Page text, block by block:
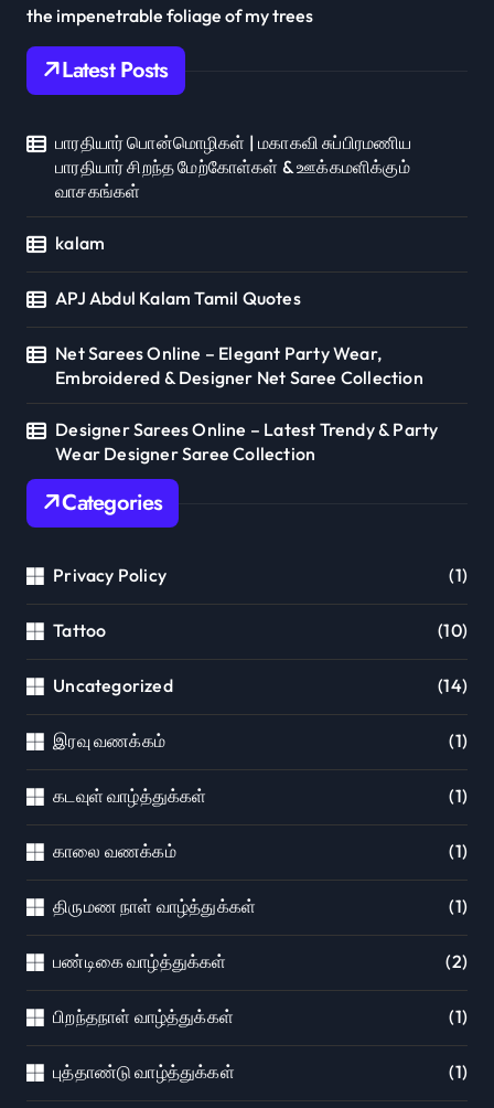
the impenetrable foliage of my trees
Latest Posts
பாரதியார் பொன்மொழிகள் | மகாகவி சுப்பிரமணிய
பாரதியார் சிறந்த மேற்கோள்கள் & ஊக்கமளிக்கும்
வாசகங்கள்
kalam
APJ Abdul Kalam Tamil Quotes
Net Sarees Online – Elegant Party Wear,
Embroidered & Designer Net Saree Collection
Designer Sarees Online – Latest Trendy & Party
Wear Designer Saree Collection
Categories
Privacy Policy (1)
Tattoo (10)
Uncategorized (14)
இரவு வணக்கம் (1)
கடவுள் வாழ்த்துக்கள் (1)
காலை வணக்கம் (1)
திருமண நாள் வாழ்த்துக்கள் (1)
பண்டிகை வாழ்த்துக்கள் (2)
பிறந்தநாள் வாழ்த்துக்கள் (1)
புத்தாண்டு வாழ்த்துக்கள் (1)